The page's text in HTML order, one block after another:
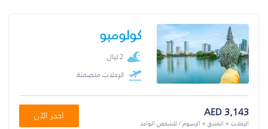
كولومبو
2 ليال
الرحلات متضمنة
AED 3,143
الرحلات + الفندق + الرسوم / للشخص الواحد
احجز الآن